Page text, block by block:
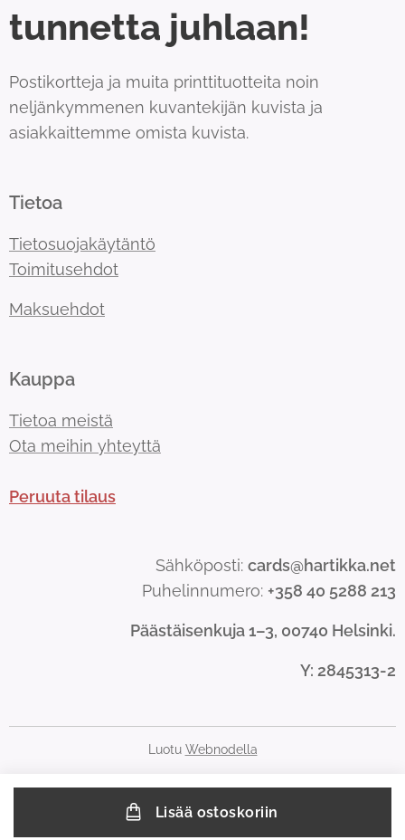
Lisää ostoskoriin
tunnetta juhlaan!
Postikortteja ja muita printtituotteita noin
neljänkymmenen kuvantekijän kuvista ja
asiakkaittemme omista kuvista.
Tietoa
Tietosuojakäytäntö
Toimitusehdot
Maksuehdot
Kauppa
Tietoa meistä
Ota meihin yhteyttä
Peruuta tilaus
Sähköposti: cards@hartikka.net
Puhelinnumero: +358 40 5288 213
Päästäisenkuja 1–3, 00740 Helsinki.
Y: 2845313-2
Luotu Webnodella